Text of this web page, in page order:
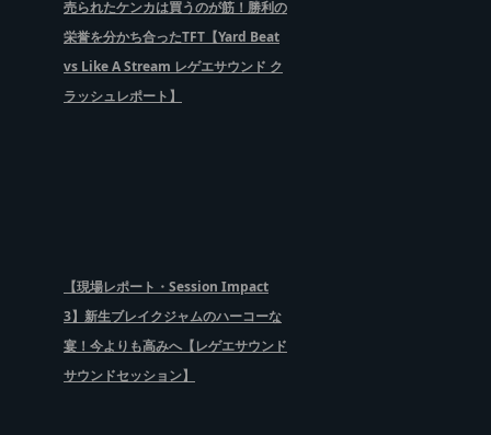
売られたケンカは買うのが筋！勝利の
栄誉を分かち合ったTFT【Yard Beat
vs Like A Stream レゲエサウンド ク
ラッシュレポート】
【現場レポート・Session Impact
3】新生ブレイクジャムのハーコーな
宴！今よりも高みへ【レゲエサウンド
サウンドセッション】